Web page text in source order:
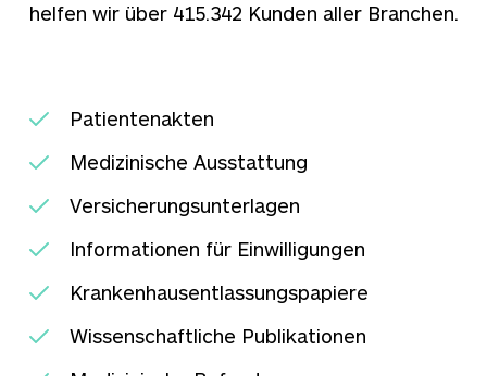
helfen wir über 415.342 Kunden aller Branchen.
Patientenakten
Medizinische Ausstattung
Versicherungsunterlagen
Informationen für Einwilligungen
Krankenhausentlassungspapiere
Wissenschaftliche Publikationen